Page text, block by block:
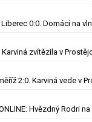
zvítězila v